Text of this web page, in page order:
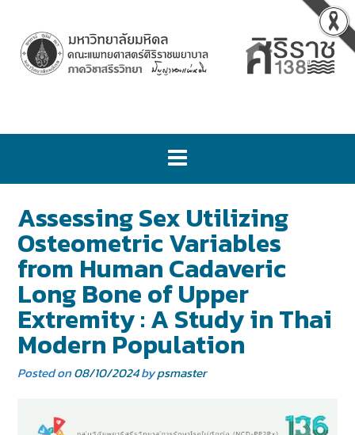
Assessing Sex Utilizing
Osteometric Variables
from Human Cadaveric
Long Bone of Upper
Extremity : A Study in Thai
Modern Population
Posted on08/10/2024bypsmaster